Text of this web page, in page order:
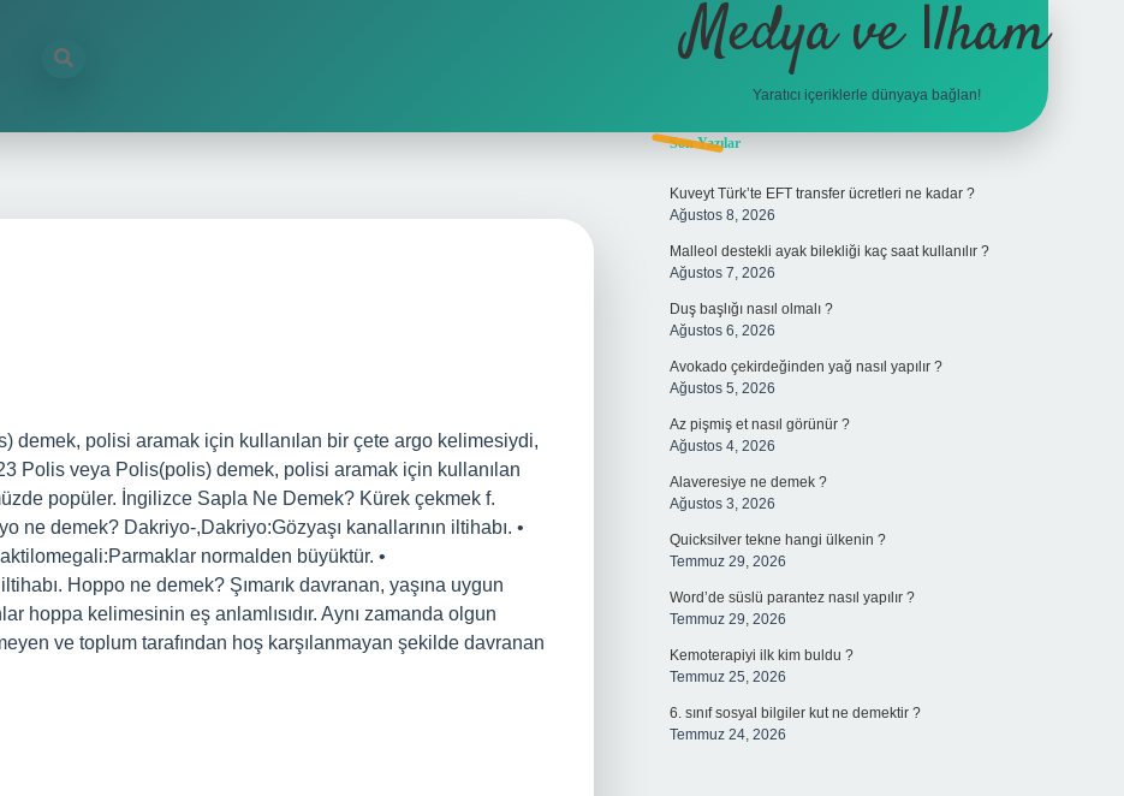
Medya ve İlham
Yaratıcı içeriklerle dünyaya bağlan!
demek, polisi aramak için kullanılan bir çete argo kelimesiydi,
Polis veya Polis(polis) demek, polisi aramak için kullanılan
popüler. İngilizce Sapla Ne Demek? Kürek çekmek f.
ne demek? Dakriyo-,Dakriyo:Gözyaşı kanallarının iltihabı. •
normalden büyüktür. •
Hoppo ne demek? Şımarık davranan, yaşına uygun
hoppa kelimesinin eş anlamlısıdır. Aynı zamanda olgun
ve toplum tarafından hoş karşılanmayan şekilde davranan
Sidebar
Son Yazılar
Kuveyt Türk’te EFT transfer ücretleri ne kadar ?
Ağustos 8, 2026
Malleol destekli ayak bilekliği kaç saat kullanılır ?
Ağustos 7, 2026
Duş başlığı nasıl olmalı ?
Ağustos 6, 2026
Avokado çekirdeğinden yağ nasıl yapılır ?
Ağustos 5, 2026
Az pişmiş et nasıl görünür ?
Ağustos 4, 2026
Alaveresiye ne demek ?
Ağustos 3, 2026
Quicksilver tekne hangi ülkenin ?
Temmuz 29, 2026
Word’de süslü parantez nasıl yapılır ?
Temmuz 29, 2026
Kemoterapiyi ilk kim buldu ?
Temmuz 25, 2026
6. sınıf sosyal bilgiler kut ne demektir ?
Temmuz 24, 2026